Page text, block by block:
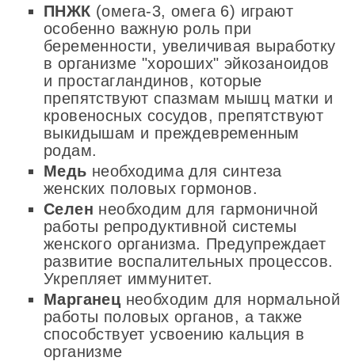
ПНЖК (омега-3, омега 6) играют
особенно важную роль при
беременности, увеличивая выработку
в организме "хороших" эйкозаноидов
и простагландинов, которые
препятствуют спазмам мышц матки и
кровеносных сосудов, препятствуют
выкидышам и преждевременным
родам.
Медь необходима для синтеза
женских половых гормонов.
Селен необходим для гармоничной
работы репродуктивной системы
женского организма. Предупреждает
развитие воспалительных процессов.
Укрепляет иммунитет.
Марганец необходим для нормальной
работы половых органов, а также
способствует усвоению кальция в
организме